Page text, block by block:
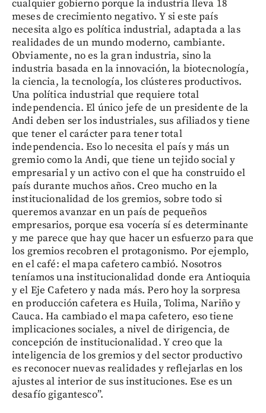
cualquier gobierno porque la industria lleva 18
meses de crecimiento negativo. Y si este país
necesita algo es política industrial, adaptada a las
realidades de un mundo moderno, cambiante.
Obviamente, no es la gran industria, sino la
industria basada en la innovación, la biotecnología,
la ciencia, la tecnología, los clústeres productivos.
Una política industrial que requiere total
independencia. El único jefe de un presidente de la
Andi deben ser los industriales, sus afiliados y tiene
que tener el carácter para tener total
independencia. Eso lo necesita el país y más un
gremio como la Andi, que tiene un tejido social y
empresarial y un activo con el que ha construido el
país durante muchos años. Creo mucho en la
institucionalidad de los gremios, sobre todo si
queremos avanzar en un país de pequeños
empresarios, porque esa vocería sí es determinante
y me parece que hay que hacer un esfuerzo para que
los gremios recobren el protagonismo. Por ejemplo,
en el café: el mapa cafetero cambió. Nosotros
teníamos una institucionalidad donde era Antioquia
y el Eje Cafetero y nada más. Pero hoy la sorpresa
en producción cafetera es Huila, Tolima, Nariño y
Cauca. Ha cambiado el mapa cafetero, eso tiene
implicaciones sociales, a nivel de dirigencia, de
concepción de institucionalidad. Y creo que la
inteligencia de los gremios y del sector productivo
es reconocer nuevas realidades y reflejarlas en los
ajustes al interior de sus instituciones. Ese es un
desafío gigantesco”.